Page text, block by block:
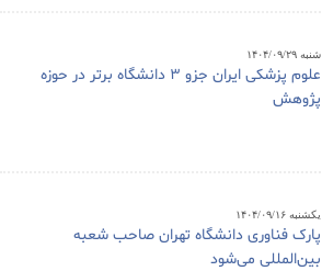
شنبه ۱۴۰۴/۰۹/۲۹
علوم پزشکی ایران جزو ۳ دانشگاه برتر در حوزه
پژوهش
یکشنبه ۱۴۰۴/۰۹/۱۶
پارک فناوری دانشگاه تهران صاحب شعبه
بین‌المللی می‌شود